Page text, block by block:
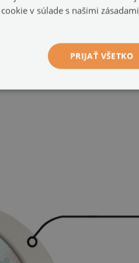
v súlade s našimi zásadami
PRIJAŤ VŠETKO